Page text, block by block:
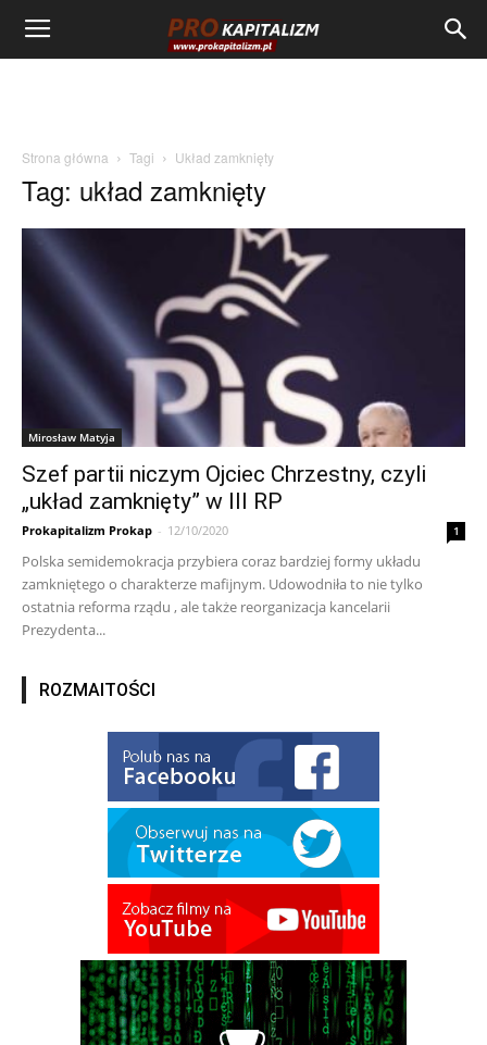
Strona główna Tagi Układ zamknięty
Tag: układ zamknięty
Mirosław Matyja
Szef partii niczym Ojciec Chrzestny, czyli
„układ zamknięty” w III RP
Prokapitalizm Prokap - 12/10/2020 1
Polska semidemokracja przybiera coraz bardziej formy układu
zamkniętego o charakterze mafijnym. Udowodniła to nie tylko
ostatnia reforma rządu , ale także reorganizacja kancelarii
Prezydenta...
ROZMAITOŚCI